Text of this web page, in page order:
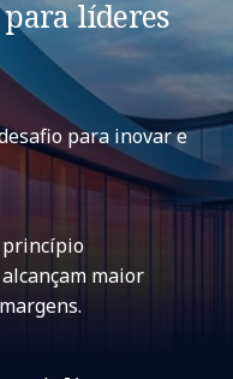
líderes
para inovar e
princípio
maior